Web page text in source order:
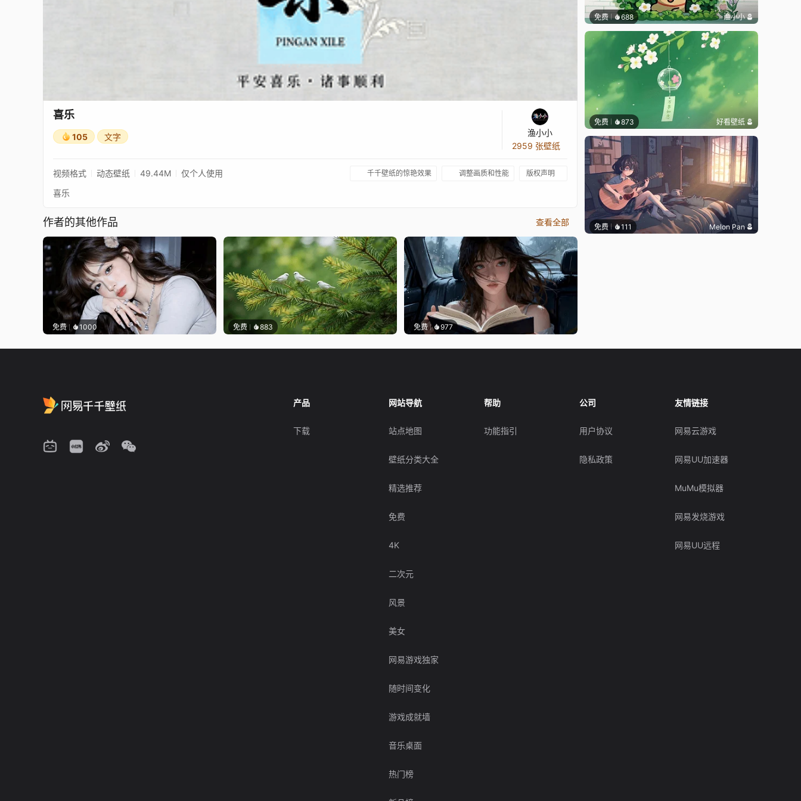
喜乐
105 文字
渔小小
2959 张壁纸
视频格式 动态壁纸 49.44M 仅个人使用 千千壁纸的惊艳效果 调整画质和性能 版权声明
喜乐
作者的其他作品 查看全部
免费 1000 免费 883 免费 977
免费 688 渔小小
免费 873 好看壁纸
免费 111 Melon Pan
产品
下载
网站导航
站点地图
壁纸分类大全
精选推荐
免费
4K
二次元
风景
美女
网易游戏独家
随时间变化
游戏成就墙
音乐桌面
热门榜
帮助
功能指引
公司
用户协议
隐私政策
友情链接
网易云游戏
网易UU加速器
MuMu模拟器
网易发烧游戏
网易UU远程